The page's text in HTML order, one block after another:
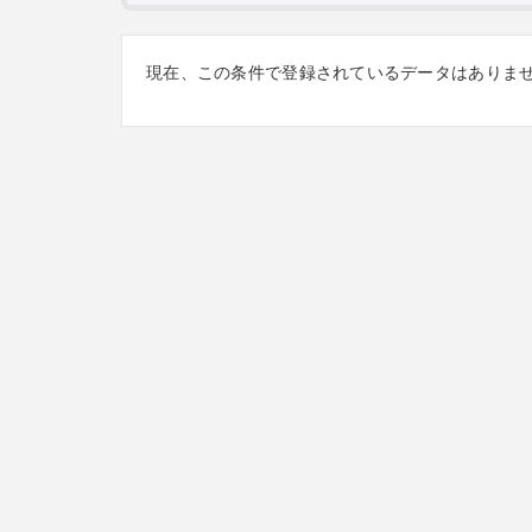
現在、この条件で登録されているデータはありま